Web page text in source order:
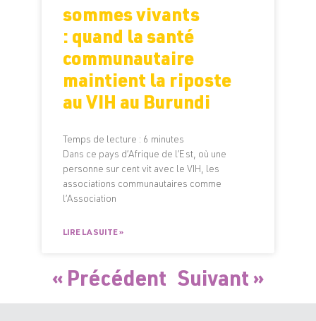
sommes vivants
: quand la santé
communautaire
maintient la riposte
au VIH au Burundi
Temps de lecture : 6 minutes
Dans ce pays d’Afrique de l’Est, où une
personne sur cent vit avec le VIH, les
associations communautaires comme
l’Association
LIRE LA SUITE »
« Précédent Suivant »